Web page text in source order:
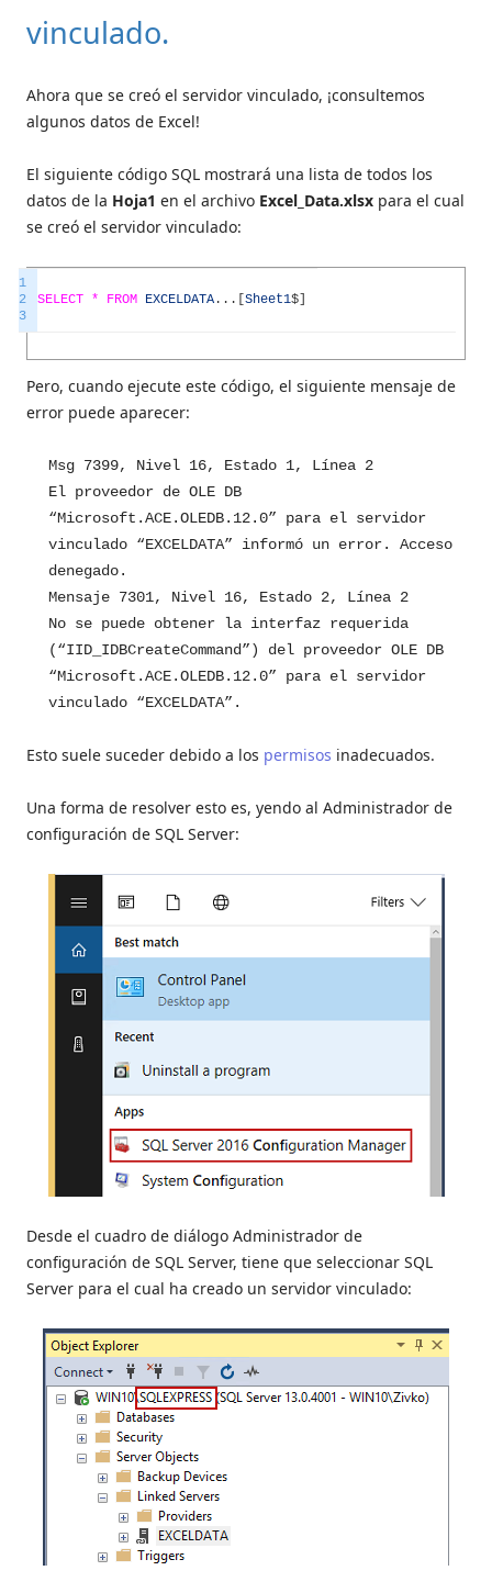
vinculado.
Ahora que se creó el servidor vinculado, ¡consultemos
algunos datos de Excel!
El siguiente código SQL mostrará una lista de todos los
datos de la Hoja1 en el archivo Excel_Data.xlsx para el cual
se creó el servidor vinculado:
1
2
3
SELECT * FROM EXCELDATA . . . Sheet1$
Pero, cuando ejecute este código, el siguiente mensaje de
error puede aparecer:
Msg 7399, Nivel 16, Estado 1, Línea 2
El proveedor de OLE DB
“Microsoft.ACE.OLEDB.12.0” para el servidor
vinculado “EXCELDATA” informó un error. Acceso
denegado.
Mensaje 7301, Nivel 16, Estado 2, Línea 2
No se puede obtener la interfaz requerida
(“IID_IDBCreateCommand”) del proveedor OLE DB
“Microsoft.ACE.OLEDB.12.0” para el servidor
vinculado “EXCELDATA”.
Esto suele suceder debido a los permisos inadecuados.
Una forma de resolver esto es, yendo al Administrador de
configuración de SQL Server:
Desde el cuadro de diálogo Administrador de
configuración de SQL Server, tiene que seleccionar SQL
Server para el cual ha creado un servidor vinculado: